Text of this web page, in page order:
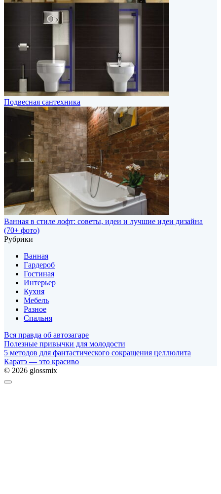
Подвесная сантехника
Ванная в стиле лофт: советы, идеи и лучшие идеи дизайна
(70+ фото)
Рубрики
Ванная
Гардероб
Гостиная
Интерьер
Кухня
Мебель
Разное
Спальня
Вся правда об автозагаре
Полезные привычки для молодости
5 методов для фантастического сокращения целлюлита
Каратэ — это красиво
© 2026 glossmix